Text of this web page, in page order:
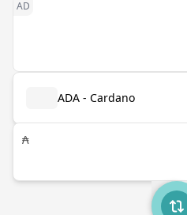
ADA - Cardano
₳